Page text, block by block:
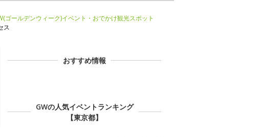
ゴールデンウィーク)イベント・おでかけ観光スポット
ス
おすすめ情報
GWの人気イベントランキング
【東京都】